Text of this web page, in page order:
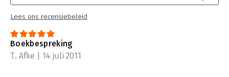
Lees ons recensiebeleid
Boekbespreking
T. Afke | 14 juli 2011